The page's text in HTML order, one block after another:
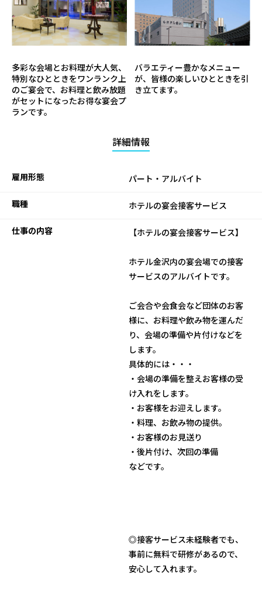
多彩な会場とお料理が大人気、
特別なひとときをワンランク上
のご宴会で、お料理と飲み放題
がセットになったお得な宴会プ
ランです。
バラエティー豊かなメニュー
が、皆様の楽しいひとときを引
き立てます。
詳細情報
雇用形態 パート・アルバイト
職種 ホテルの宴会接客サービス
仕事の内容 【ホテルの宴会接客サービス】
ホテル金沢内の宴会場での接客
サービスのアルバイトです。
ご会合や会食会など団体のお客
様に、お料理や飲み物を運んだ
り、会場の準備や片付けなどを
します。
具体的には・・・
・会場の準備を整えお客様の受
け入れをします。
・お客様をお迎えします。
・料理、お飲み物の提供。
・お客様のお見送り
・後片付け、次回の準備
などです。
◎接客サービス未経験者でも、
事前に無料で研修があるので、
安心して入れます。